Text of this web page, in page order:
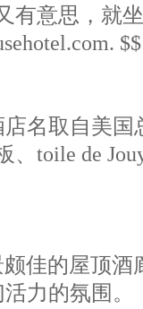
有意思，就
$$
名取自美国
、toile de
佳的屋顶酒
力的氛围。